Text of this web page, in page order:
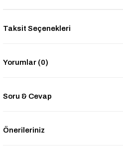
Taksit Seçenekleri
Yorumlar (0)
Soru & Cevap
Önerileriniz